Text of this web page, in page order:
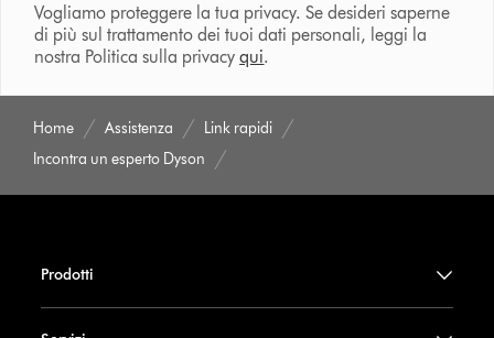
Vogliamo proteggere la tua privacy. Se desideri saperne
di più sul trattamento dei tuoi dati personali, leggi la
nostra Politica sulla privacyqui.
Home Assistenza
Link rapidi
Incontra un esperto Dyson
Prodotti